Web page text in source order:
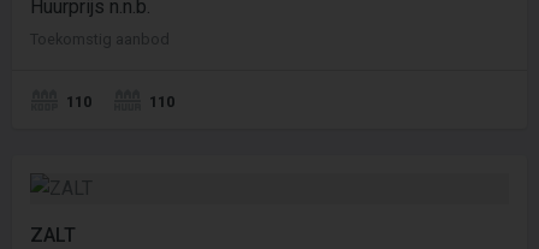
Huurprijs n.n.b.
Toekomstig aanbod
110 110
ZALT